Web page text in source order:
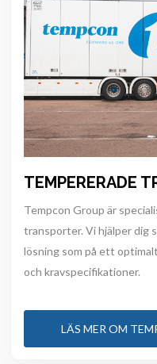
TEMPERERADE
Tempcon Group är
transporter. Vi hjälper dig
lösning som på ett
och kravspecifikationer.
LÄS MER OM